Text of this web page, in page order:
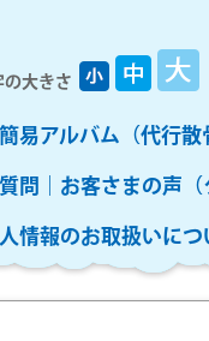
の大きさ
簡易アルバム（代行散
問
お客さまの声（
情報のお取扱いにつ